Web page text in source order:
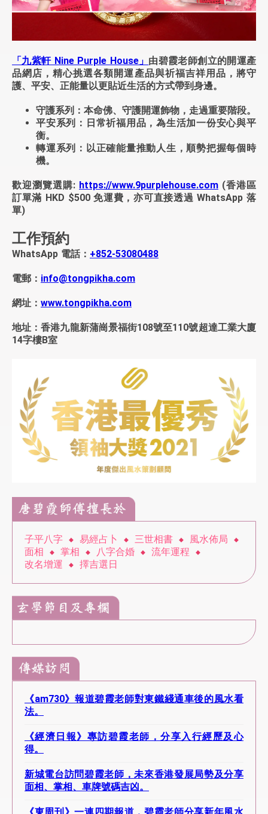
「九紫軒 Nine Purple House」 由碧霞老師創立的開運產
品網店，精心挑選各類開運產品與祈福吉祥用品，將守
護、平安、正能量以更貼近生活的方式帶到身邊。
守護系列 ：本命佛、守護開運飾物，走過重要階段。
平安系列 ：日常祈福用品，為生活加一份安心與平
衡。
轉運系列 ：以正確能量推動人生，順勢把握每個時
機。
歡迎瀏覽選購: https://www.9purplehouse.com (香港區
訂單滿 HKD $500 免運費，亦可直接透過 WhatsApp 落
單)
工作預約
WhatsApp 電話： +852-53080488
電郵： info@tongpikha.com
網址： www.tongpikha.com
地址：香港九龍新蒲崗景福街108號至110號超達工業大廈
14字樓B室
⼦平⼋字 易經占⼘ 三世相書
風⽔佈局
⾯相
掌相 八字合婚
流年運程
改名增運
擇吉選日
《am730》報道碧霞老師對東鐵綫通車後的風水看
法。
《經濟日報》專訪碧霞老師，分享入行經歷及心
得。
新城電台訪問碧霞老師，未來香港發展局勢及分享
面相、掌相、車牌號碼吉凶。